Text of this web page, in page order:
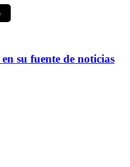
en su fuente de noticias